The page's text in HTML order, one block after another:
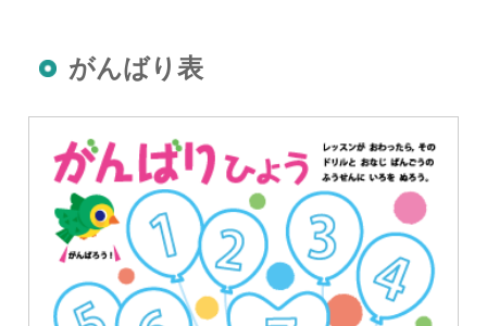
がんばり表